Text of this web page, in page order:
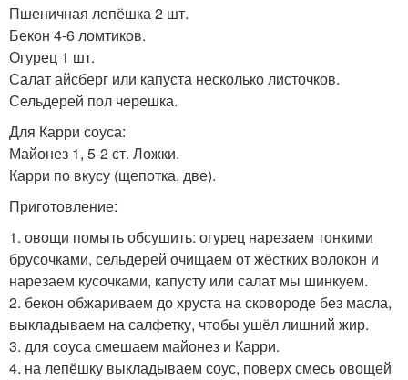
Пшеничная лепёшка 2 шт.
Бекон 4-6 ломтиков.
Огурец 1 шт.
Салат айсберг или капуста несколько листочков.
Сельдерей пол черешка.
Для Карри соуса:
Майонез 1, 5-2 ст. Ложки.
Карри по вкусу (щепотка, две).
Приготовление:
1. овощи помыть обсушить: огурец нарезаем тонкими
брусочками, сельдерей очищаем от жёстких волокон и
нарезаем кусочками, капусту или салат мы шинкуем.
2. бекон обжариваем до хруста на сковороде без масла,
выкладываем на салфетку, чтобы ушёл лишний жир.
3. для соуса смешаем майонез и Карри.
4. на лепёшку выкладываем соус, поверх смесь овощей